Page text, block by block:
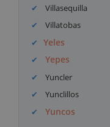
Villasequilla
Villatobas
Yeles
Yepes
Yuncler
Yunclillos
Yuncos